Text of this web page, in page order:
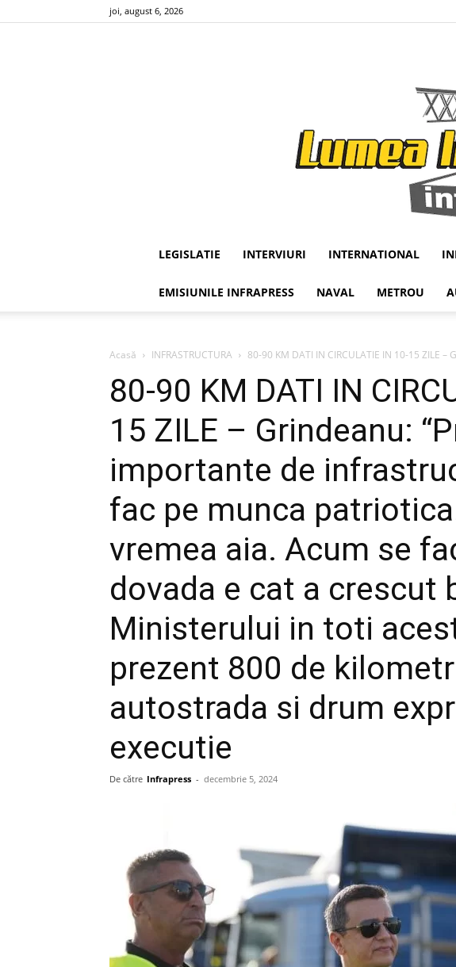
joi, august 6, 2026
LEGISLATIE INTERVIURI INTERNATIONAL
EMISIUNILE INFRAPRESS NAVAL METROU
Acasă INFRASTRUCTURA 80-90 KM DATI IN CIRCULATIE IN 10-15 ZILE
80-90 KM DATI IN
15 ZILE – Grindeanu:
importante de
fac pe munca
vremea aia. Acum se
dovada e cat a crescut
Ministerului in toti
prezent 800 de
autostrada si drum
executie
De către Infrapress - decembrie 5, 2024